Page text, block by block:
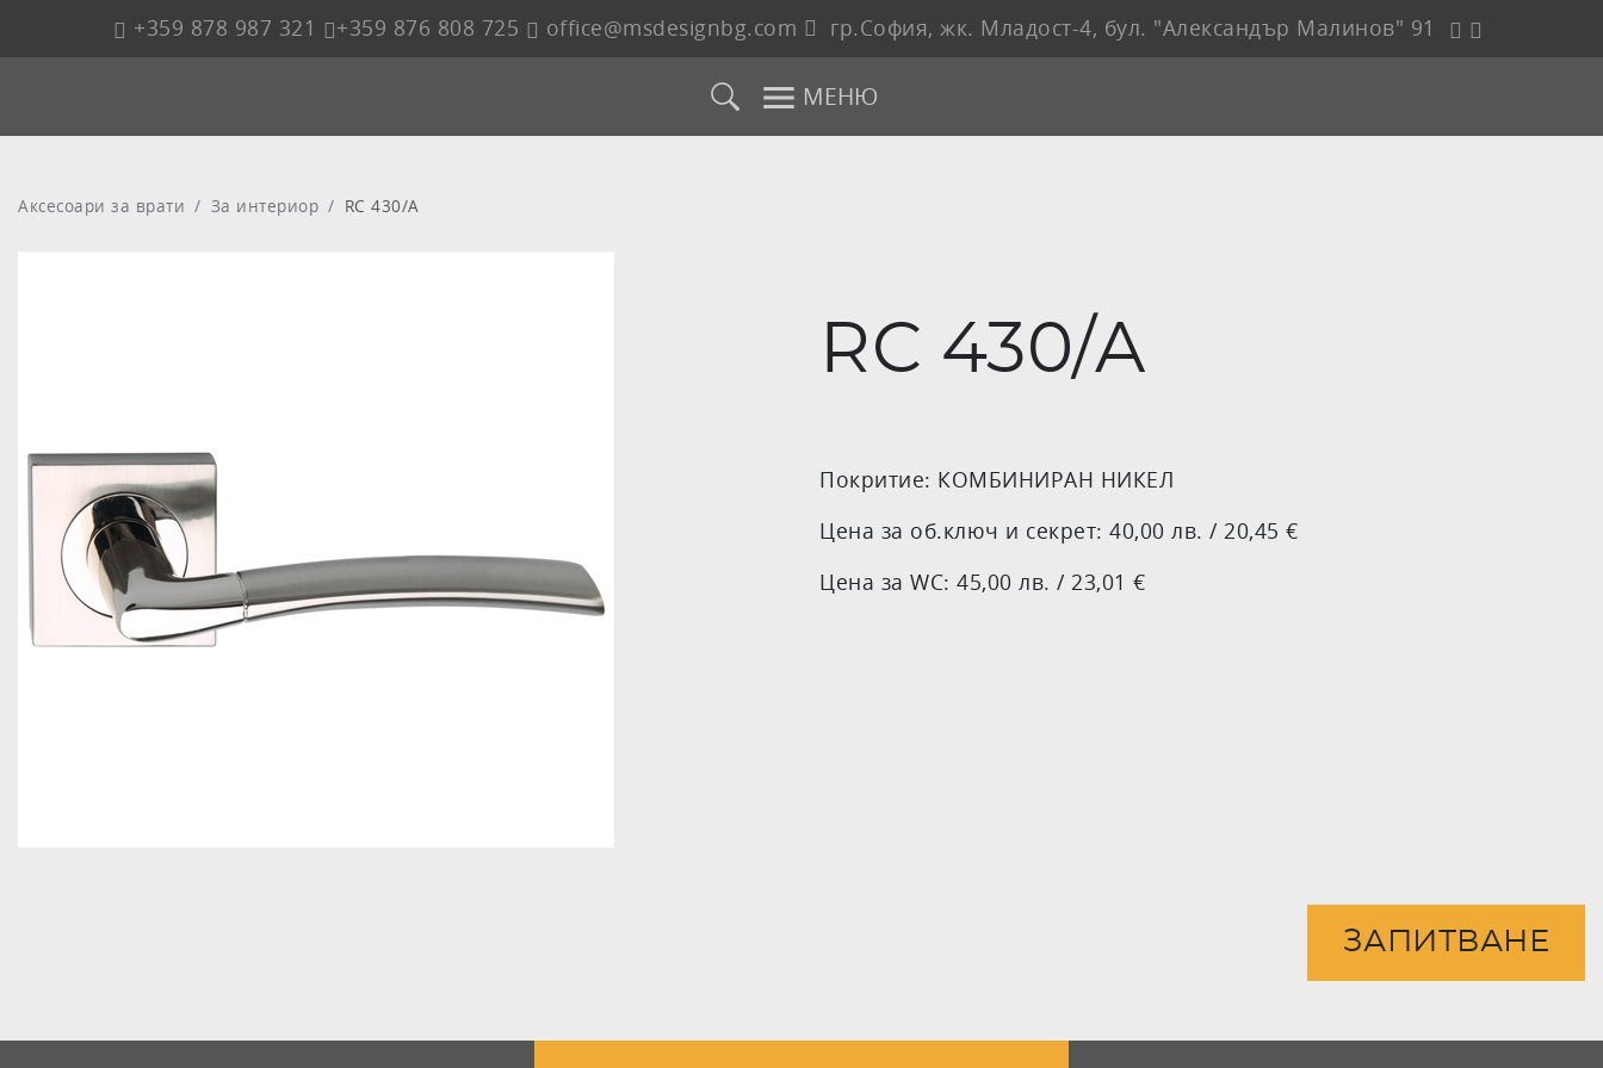
+359 878 987 321 +359 876 808 725 office@msdesignbg.com гр.София, жк. Младост-4, бул. "Александър Малинов" 91
МЕНЮ
Аксесоари за врати За интериор RC 430/A
RC 430/A
Покритие: КОМБИНИРАН НИКЕЛ
Цена за об.ключ и секрет: 40,00 лв. / 20,45 €
Цена за WC: 45,00 лв. / 23,01 €
ЗАПИТВАНЕ